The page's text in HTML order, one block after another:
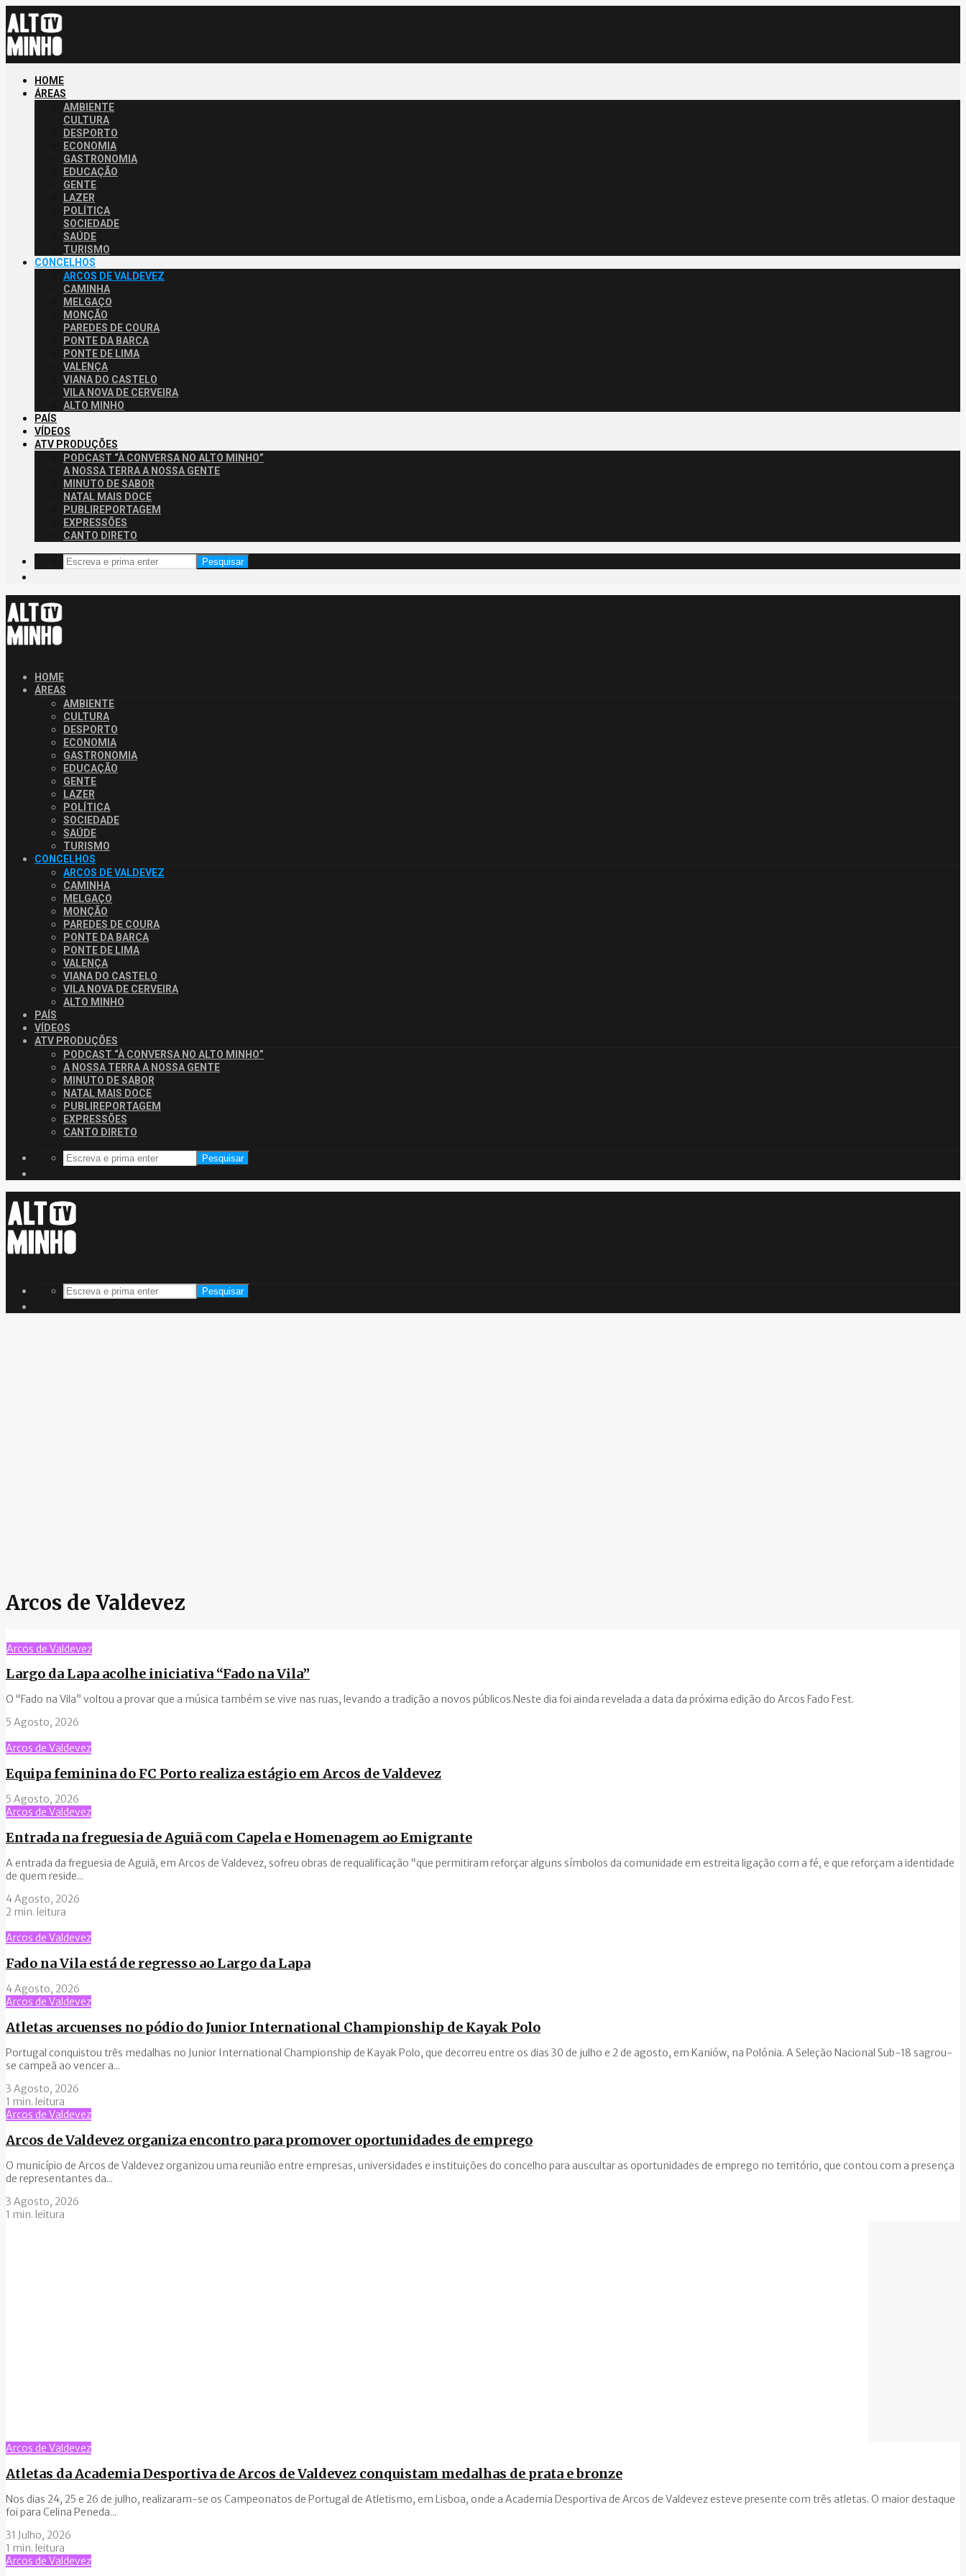
HOME
ÁREAS
AMBIENTE
CULTURA
DESPORTO
ECONOMIA
GASTRONOMIA
EDUCAÇÃO
GENTE
LAZER
POLÍTICA
SOCIEDADE
SAÚDE
TURISMO
CONCELHOS
ARCOS DE VALDEVEZ
CAMINHA
MELGAÇO
MONÇÃO
PAREDES DE COURA
PONTE DA BARCA
PONTE DE LIMA
VALENÇA
VIANA DO CASTELO
VILA NOVA DE CERVEIRA
ALTO MINHO
PAÍS
VÍDEOS
ATV PRODUÇÕES
PODCAST “À CONVERSA NO ALTO MINHO”
A NOSSA TERRA A NOSSA GENTE
MINUTO DE SABOR
NATAL MAIS DOCE
PUBLIREPORTAGEM
EXPRESSÕES
CANTO DIRETO
Pesquisar
HOME
ÁREAS
AMBIENTE
CULTURA
DESPORTO
ECONOMIA
GASTRONOMIA
EDUCAÇÃO
GENTE
LAZER
POLÍTICA
SOCIEDADE
SAÚDE
TURISMO
CONCELHOS
ARCOS DE VALDEVEZ
CAMINHA
MELGAÇO
MONÇÃO
PAREDES DE COURA
PONTE DA BARCA
PONTE DE LIMA
VALENÇA
VIANA DO CASTELO
VILA NOVA DE CERVEIRA
ALTO MINHO
PAÍS
VÍDEOS
ATV PRODUÇÕES
PODCAST “À CONVERSA NO ALTO MINHO”
A NOSSA TERRA A NOSSA GENTE
MINUTO DE SABOR
NATAL MAIS DOCE
PUBLIREPORTAGEM
EXPRESSÕES
CANTO DIRETO
Pesquisar
Pesquisar
Arcos de Valdevez
Arcos de Valdevez
Largo da Lapa acolhe iniciativa “Fado na Vila”
O “Fado na Vila” voltou a provar que a música também se vive nas ruas, levando a tradição a novos públicos.Neste dia foi ainda revelada a data da próxima edição do Arcos Fado Fest.
5 Agosto, 2026
Arcos de Valdevez
Equipa feminina do FC Porto realiza estágio em Arcos de Valdevez
5 Agosto, 2026
Arcos de Valdevez
Entrada na freguesia de Aguiã com Capela e Homenagem ao Emigrante
A entrada da freguesia de Aguiã, em Arcos de Valdevez, sofreu obras de requalificação “que permitiram reforçar alguns símbolos da comunidade em estreita ligação com a fé, e que reforçam a identidade
de quem reside...
4 Agosto, 2026
2 min. leitura
Arcos de Valdevez
Fado na Vila está de regresso ao Largo da Lapa
4 Agosto, 2026
Arcos de Valdevez
Atletas arcuenses no pódio do Junior International Championship de Kayak Polo
Portugal conquistou três medalhas no Junior International Championship de Kayak Polo, que decorreu entre os dias 30 de julho e 2 de agosto, em Kaniów, na Polónia. A Seleção Nacional Sub-18 sagrou-
se campeã ao vencer a...
3 Agosto, 2026
1 min. leitura
Arcos de Valdevez
Arcos de Valdevez organiza encontro para promover oportunidades de emprego
O município de Arcos de Valdevez organizou uma reunião entre empresas, universidades e instituições do concelho para auscultar as oportunidades de emprego no território, que contou com a presença
de representantes da...
3 Agosto, 2026
1 min. leitura
Arcos de Valdevez
Atletas da Academia Desportiva de Arcos de Valdevez conquistam medalhas de prata e bronze
Nos dias 24, 25 e 26 de julho, realizaram-se os Campeonatos de Portugal de Atletismo, em Lisboa, onde a Academia Desportiva de Arcos de Valdevez esteve presente com três atletas. O maior destaque
foi para Celina Peneda...
31 Julho, 2026
1 min. leitura
Arcos de Valdevez